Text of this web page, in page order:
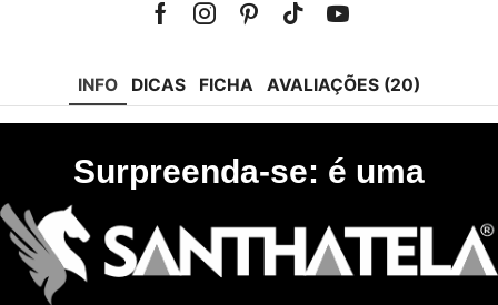
FacebookInstagramPinterest
Tik-Youtube
INFO DICAS FICHA AVALIAÇÕES (20)
Surpreenda-se: é uma